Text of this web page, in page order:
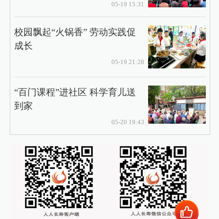
05-19 15:31
校园飘起“火锅香” 劳动实践促
成长
05-19 21:28
“百门课程”进社区 科学育儿送
到家
05-20 19:43